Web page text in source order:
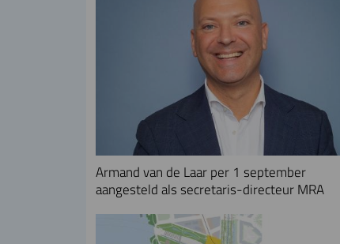
Armand van de Laar per 1 september
aangesteld als secretaris-directeur MRA